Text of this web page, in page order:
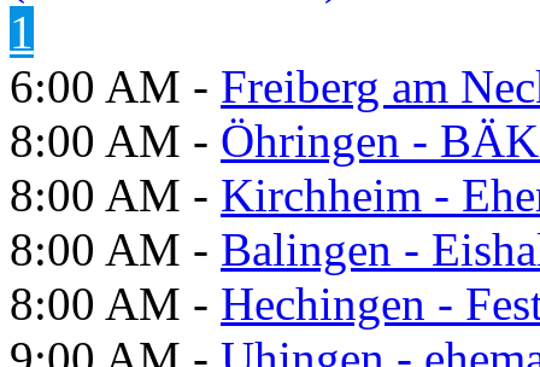
1
6:00 AM - Freiberg am
8:00 AM - Öhringen -
8:00 AM - Kirchheim -
8:00 AM - Balingen -
8:00 AM - Hechingen -